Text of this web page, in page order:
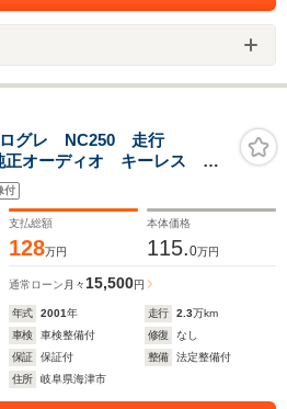
グレ NC250 走行
オーディオ キーレス
付
支払総額
128万円
本体価格
115.0万円
通常ローン 月々15,500円
年式 2001年 走行 2.3万km
車検
車検整備付 修復
なし
保証
保証付 整備
法定整備付
住所
岐阜県海津市